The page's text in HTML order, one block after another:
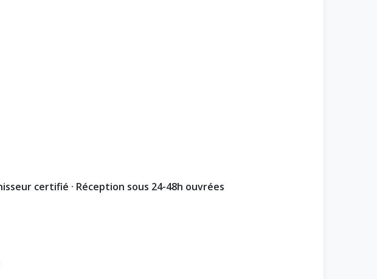
certifié · Réception sous 24-48h ouvrées